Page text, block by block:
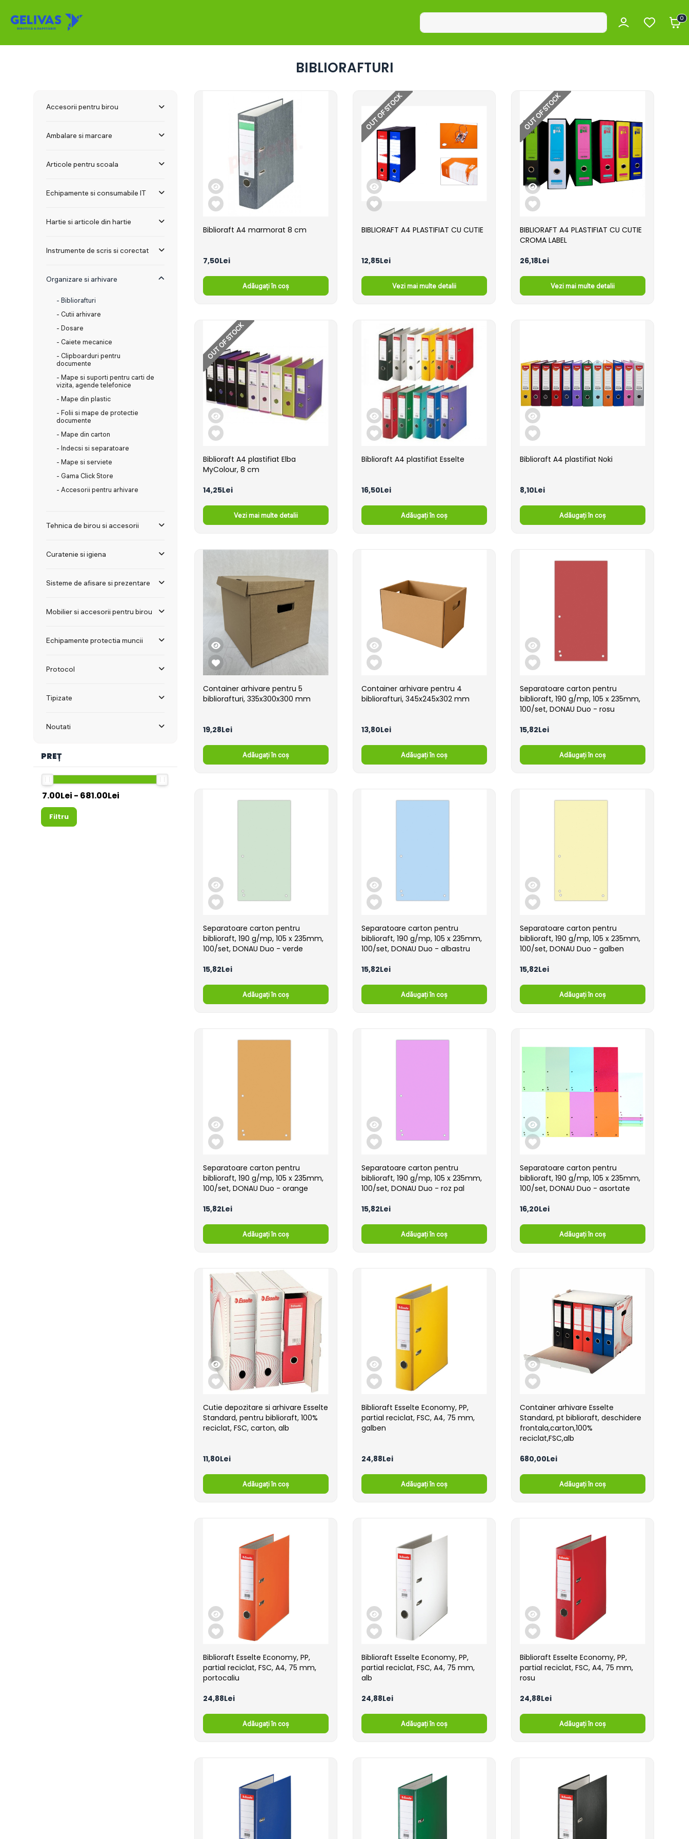
0
BIBLIORAFTURI
Accesorii pentru birou
Ambalare si marcare
Articole pentru scoala
Echipamente si consumabile IT
Hartie si articole din hartie
Instrumente de scris si corectat
Organizare si arhivare
- Bibliorafturi
- Cutii arhivare
- Dosare
- Caiete mecanice
- Clipboarduri pentru
documente
- Mape si suporti pentru carti de
vizita, agende telefonice
- Mape din plastic
- Folii si mape de protectie
documente
- Mape din carton
- Indecsi si separatoare
- Mape si serviete
- Gama Click Store
- Accesorii pentru arhivare
Tehnica de birou si accesorii
Curatenie si igiena
Sisteme de afisare si prezentare
Mobilier si accesorii pentru birou
Echipamente protectia muncii
Protocol
Tipizate
Noutati
PREȚ
Filtru
Biblioraft A4 marmorat 8 cm
7,50Lei
Adăugați în coș
OUT OF STOCK
BIBLIORAFT A4 PLASTIFIAT CU CUTIE
12,85Lei
Vezi mai multe detalii
OUT OF STOCK
BIBLIORAFT A4 PLASTIFIAT CU CUTIE
CROMA LABEL
26,18Lei
Vezi mai multe detalii
OUT OF STOCK
Biblioraft A4 plastifiat Elba
MyColour, 8 cm
14,25Lei
Vezi mai multe detalii
Biblioraft A4 plastifiat Esselte
16,50Lei
Adăugați în coș
Biblioraft A4 plastifiat Noki
8,10Lei
Adăugați în coș
Container arhivare pentru 5
bibliorafturi, 335x300x300 mm
19,28Lei
Adăugați în coș
Container arhivare pentru 4
bibliorafturi, 345x245x302 mm
13,80Lei
Adăugați în coș
Separatoare carton pentru
biblioraft, 190 g/mp, 105 x 235mm,
100/set, DONAU Duo - rosu
15,82Lei
Adăugați în coș
Separatoare carton pentru
biblioraft, 190 g/mp, 105 x 235mm,
100/set, DONAU Duo - verde
15,82Lei
Adăugați în coș
Separatoare carton pentru
biblioraft, 190 g/mp, 105 x 235mm,
100/set, DONAU Duo - albastru
15,82Lei
Adăugați în coș
Separatoare carton pentru
biblioraft, 190 g/mp, 105 x 235mm,
100/set, DONAU Duo - galben
15,82Lei
Adăugați în coș
Separatoare carton pentru
biblioraft, 190 g/mp, 105 x 235mm,
100/set, DONAU Duo - orange
15,82Lei
Adăugați în coș
Separatoare carton pentru
biblioraft, 190 g/mp, 105 x 235mm,
100/set, DONAU Duo - roz pal
15,82Lei
Adăugați în coș
Separatoare carton pentru
biblioraft, 190 g/mp, 105 x 235mm,
100/set, DONAU Duo - asortate
16,20Lei
Adăugați în coș
Cutie depozitare si arhivare Esselte
Standard, pentru biblioraft, 100%
reciclat, FSC, carton, alb
11,80Lei
Adăugați în coș
Biblioraft Esselte Economy, PP,
partial reciclat, FSC, A4, 75 mm,
galben
24,88Lei
Adăugați în coș
Container arhivare Esselte
Standard, pt biblioraft, deschidere
frontala,carton,100%
reciclat,FSC,alb
680,00Lei
Adăugați în coș
Biblioraft Esselte Economy, PP,
partial reciclat, FSC, A4, 75 mm,
portocaliu
24,88Lei
Adăugați în coș
Biblioraft Esselte Economy, PP,
partial reciclat, FSC, A4, 75 mm,
alb
24,88Lei
Adăugați în coș
Biblioraft Esselte Economy, PP,
partial reciclat, FSC, A4, 75 mm,
rosu
24,88Lei
Adăugați în coș